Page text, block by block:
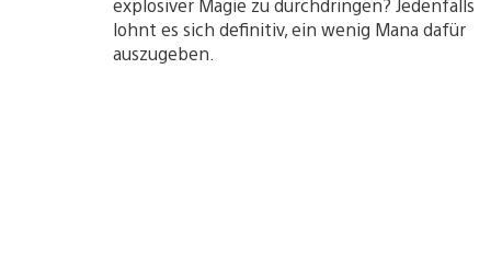
lohnt es sich definitiv, ein wenig Mana dafür
auszugeben.